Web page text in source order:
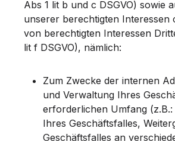
Abs 1 lit b und c DSGVO) sowie
unserer berechtigten Interessen
von berechtigten Interessen
lit f DSGVO), nämlich:
Zum Zwecke der internen
und Verwaltung Ihres
erforderlichen Umfang
Ihres Geschäftsfalles,
Geschäftsfalles an